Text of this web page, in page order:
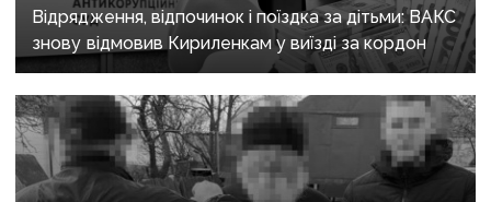
Відрядження, відпочинок і поїздка за дітьми: ВАКС
знову відмовив Кириленкам у виїзді за кордон